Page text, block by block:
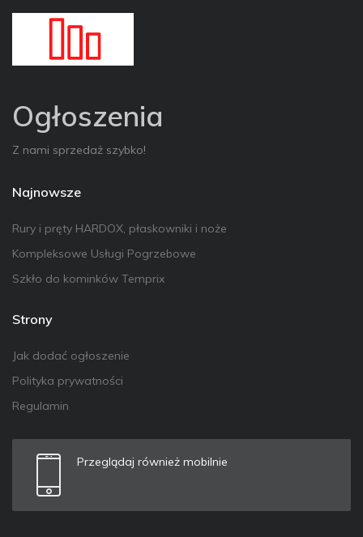
Ogłoszenia
Z nami sprzedaż szybko!
Najnowsze
Rury i pręty HARDOX, płaskowniki i noże
Kompleksowe Usługi Pogrzebowe
Szkło do kominków Temprix
Strony
Jak dodać ogłoszenie
Polityka prywatności
Regulamin
Przeglądaj również mobilnie